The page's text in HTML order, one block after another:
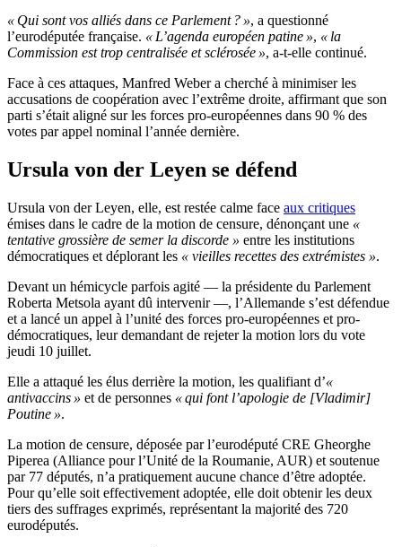
« Qui sont vos alliés dans ce Parlement ? », a questionné
l’eurodéputée française. « L’agenda européen patine », « la
Commission est trop centralisée et sclérosée », a-t-elle continué.
Face à ces attaques, Manfred Weber a cherché à minimiser les
accusations de coopération avec l’extrême droite, affirmant que son
parti s’était aligné sur les forces pro-européennes dans 90 % des
votes par appel nominal l’année dernière.
Ursula von der Leyen se défend
Ursula von der Leyen, elle, est restée calme face aux critiques
émises dans le cadre de la motion de censure, dénonçant une «
tentative grossière de semer la discorde » entre les institutions
démocratiques et déplorant les « vieilles recettes des extrémistes ».
Devant un hémicycle parfois agité — la présidente du Parlement
Roberta Metsola ayant dû intervenir —, l’Allemande s’est défendue
et a lancé un appel à l’unité des forces pro-européennes et pro-
démocratiques, leur demandant de rejeter la motion lors du vote
jeudi 10 juillet.
Elle a attaqué les élus derrière la motion, les qualifiant d’«
antivaccins » et de personnes « qui font l’apologie de [Vladimir]
Poutine ».
La motion de censure, déposée par l’eurodéputé CRE Gheorghe
Piperea (Alliance pour l’Unité de la Roumanie, AUR) et soutenue
par 77 députés, n’a pratiquement aucune chance d’être adoptée.
Pour qu’elle soit effectivement adoptée, elle doit obtenir les deux
tiers des suffrages exprimés, représentant la majorité des 720
eurodéputés.